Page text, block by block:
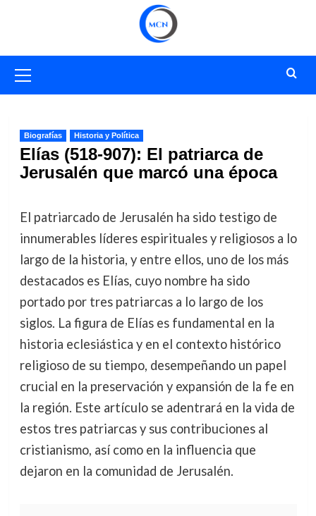
primario
Biografías Historia y Política
Elías (518-907): El patriarca de
Jerusalén que marcó una época
El patriarcado de Jerusalén ha sido testigo de
innumerables líderes espirituales y religiosos a lo
largo de la historia, y entre ellos, uno de los más
destacados es Elías, cuyo nombre ha sido
portado por tres patriarcas a lo largo de los
siglos. La figura de Elías es fundamental en la
historia eclesiástica y en el contexto histórico
religioso de su tiempo, desempeñando un papel
crucial en la preservación y expansión de la fe en
la región. Este artículo se adentrará en la vida de
estos tres patriarcas y sus contribuciones al
cristianismo, así como en la influencia que
dejaron en la comunidad de Jerusalén.